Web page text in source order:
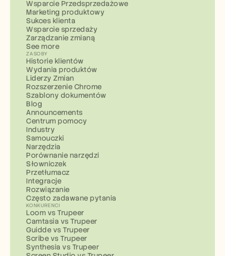
Wsparcie Przedsprzedażowe
Marketing produktowy
Sukces klienta
Wsparcie sprzedaży
Zarządzanie zmianą
See more
ZASOBY
Historie klientów
Wydania produktów
Liderzy Zmian
Rozszerzenie Chrome
Szablony dokumentów
Blog
Announcements
Centrum pomocy
Industry
Samouczki
Narzędzia
Porównanie narzędzi
Słowniczek
Przetłumacz
Integracje
Rozwiązanie
Często zadawane pytania
KONKURENCI
Loom vs Trupeer
Camtasia vs Trupeer
Guidde vs Trupeer
Scribe vs Trupeer
Synthesia vs Trupeer